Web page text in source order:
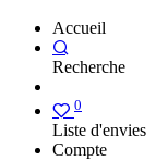
Accueil
Recherche
0
Liste d'envies
Compte